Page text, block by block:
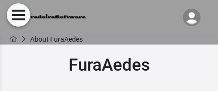
About FuraAedes
FuraAedes